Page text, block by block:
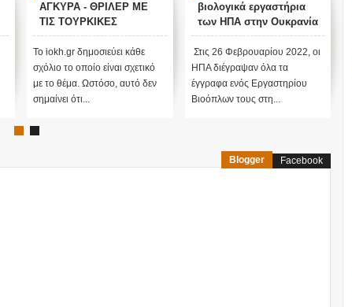
ΑΓΚΥΡΑ - ΘΡΙΛΕΡ ΜΕ
ΤΙΣ ΤΟΥΡΚΙΚΕΣ
ΕΚΛΟΓΕΣ !
Το iokh.gr δημοσιεύει κάθε
σχόλιο το οποίο είναι σχετικό
με το θέμα. Ωστόσο, αυτό δεν
σημαίνει ότι...
βιολογικά εργαστήρια
των ΗΠΑ στην Ουκρανία
Στις 26 Φεβρουαρίου 2022, οι
ΗΠΑ διέγραψαν όλα τα
έγγραφα ενός Εργαστηρίου
Βιοόπλων τους στη...
Blogger Facebook